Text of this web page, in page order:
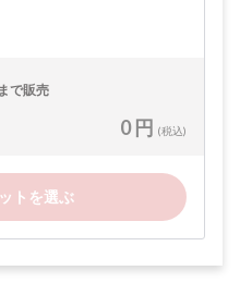
で販売
0 円 (税込)
トを選ぶ